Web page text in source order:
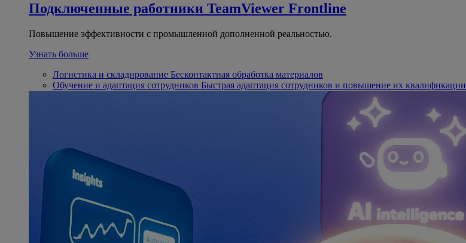
Подключенные работники TeamViewer Frontline
Повышение эффективности с промышленной дополненной реальностью.
Узнать больше
Логистика и складирование Бесконтактная обработка материалов
Обучение и адаптация сотрудников Быстрая адаптация сотрудников и повышение их квалификации